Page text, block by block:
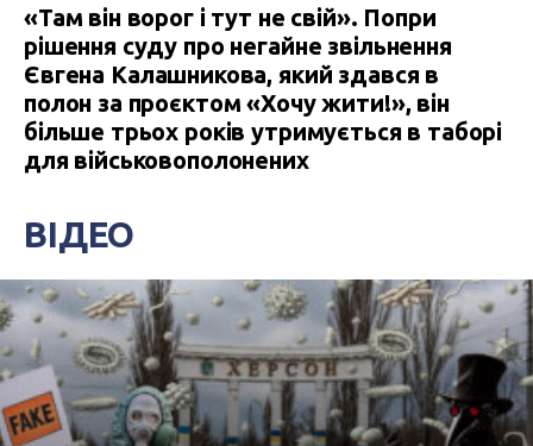
«Там він ворог і тут не свій». Попри
рішення суду про негайне звільнення
Євгена Калашникова, який здався в
полон за проєктом «Хочу жити!», він
більше трьох років утримується в таборі
для військовополонених
ВІДЕО